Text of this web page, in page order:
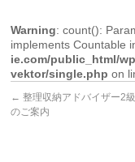
Warning: count():
implements Countable
ie.com/public_html/
vektor/single.php on
← 整理収納アドバイザー2
のご案内